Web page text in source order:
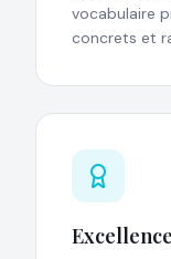
vocabulaire
concrets et
Excellence